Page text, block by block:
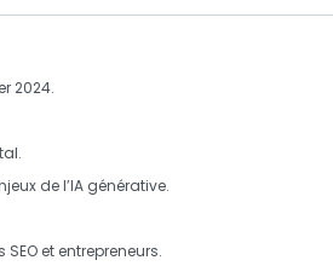
2024.
.
de l’IA générative.
et entrepreneurs.